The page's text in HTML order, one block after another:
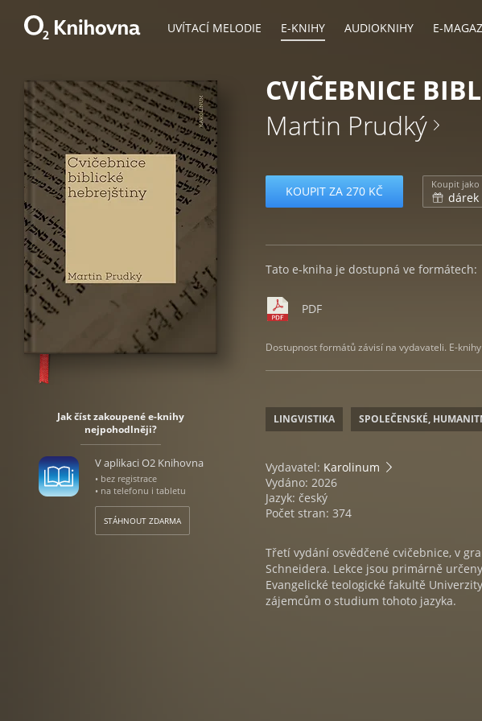
UVÍTACÍ MELODIE E-KNIHY AUDIOKNIHY E-
Jak číst zakoupené e-knihy
nejpohodlněji?
V aplikaci O2 Knihovna
• bez registrace
• na telefonu i tabletu
STÁHNOUT ZDARMA
CVIČEBNICE
Martin Prudký
KOUPIT ZA 270 KČ Koupit jako
dárek
Tato e-kniha je dostupná ve formátech:
PDF
Dostupnost formátů závisí na vydavateli. E-
LINGVISTIKA SPOLEČENSKÉ,
Vydavatel: Karolinum
Vydáno: 2026
Jazyk: český
Počet stran: 374
Třetí vydání osvědčené cvičebnice, v
Schneidera. Lekce jsou primárně
Evangelické teologické fakultě
zájemcům o studium tohoto jazyka.